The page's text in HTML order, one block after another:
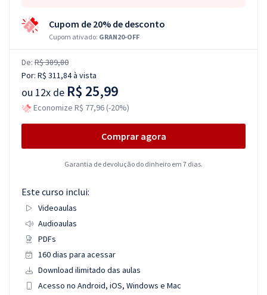
Cupom de 20% de desconto
Cupom ativado: GRAN20-OFF
De: R$ 389,80
Por: R$ 311,84à vista
ou 12x de R$ 25,99
Economize R$ 77,96 (-20%)
Comprar agora
Garantia de devolução do dinheiro em 7 dias.
Este curso inclui:
Videoaulas
Audioaulas
PDFs
160 dias para acessar
Download ilimitado das aulas
Acesso no Android, iOS, Windows e Mac